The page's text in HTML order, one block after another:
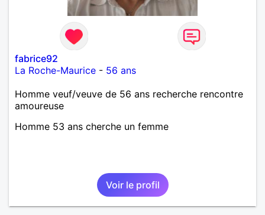
fabrice92
La Roche-Maurice - 56 ans
Homme veuf/veuve de 56 ans recherche rencontre
amoureuse
Homme 53 ans cherche un femme
Voir le profil